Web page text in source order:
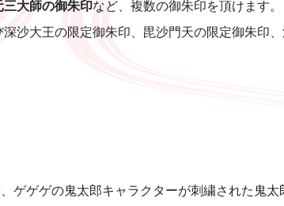
三大師の御朱印など、複数の御朱印を頂けます
沙大王の限定御朱印、毘沙門天の限定御朱印
ゲゲゲの鬼太郎キャラクターが刺繍された鬼太